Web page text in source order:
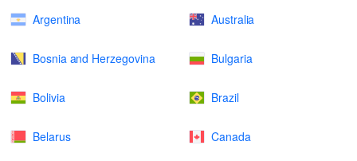
Argentina Australia
Bosnia and Herzegovina Bulgaria
Bolivia Brazil
Belarus Canada